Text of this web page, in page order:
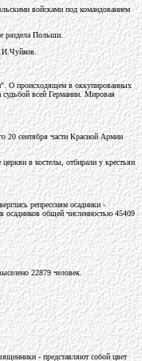
войсками под командованием
раздела Польши.
О происходящем в оккупированных
судьбой всей Германии. Мировая
20 сентября части Красной Армии
в костелы, отбирали у крестьян
репрессиям осадники -
общей численностью 45409
22879 человек.
- представляют собой цвет